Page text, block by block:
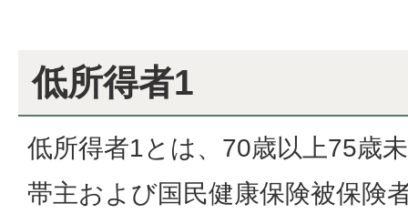
低所得者1
低所得者1とは、70歳以上75歳
帯主および国民健康保険被保険